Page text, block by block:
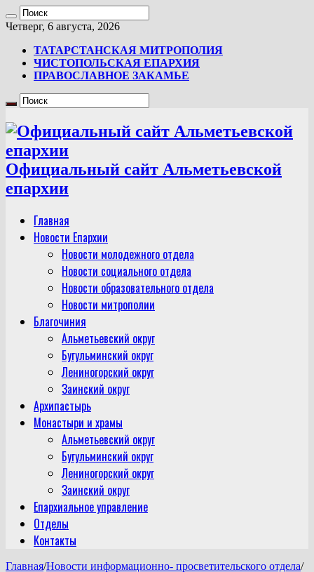
Четверг, 6 августа, 2026
ТАТАРСТАНСКАЯ МИТРОПОЛИЯ
ЧИСТОПОЛЬСКАЯ ЕПАРХИЯ
ПРАВОСЛАВНОЕ ЗАКАМЬЕ
Официальный сайт Альметьевской
епархии
Главная
Новости Епархии
Новости молодежного отдела
Новости социального отдела
Новости образовательного отдела
Новости митрополии
Благочиния
Альметьевский округ
Бугульминский округ
Лениногорский округ
Заинский округ
Архипастырь
Монастыри и храмы
Альметьевский округ
Бугульминский округ
Лениногорский округ
Заинский округ
Епархиальное управление
Отделы
Контакты
Главная/Новости информационно- просветительского отдела/